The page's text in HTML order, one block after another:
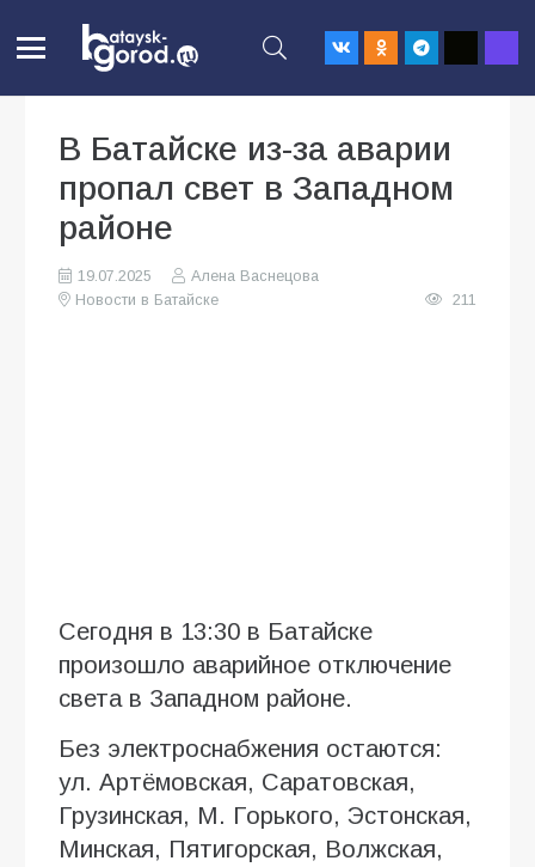
В Батайске из-за аварии
пропал свет в Западном
районе
19.07.2025
Алена Васнецова
Новости в Батайске
211
Сегодня в 13:30 в Батайске
произошло аварийное отключение
света в Западном районе.
Без электроснабжения остаются:
ул. Артёмовская, Саратовская,
Грузинская, М. Горького, Эстонская,
Минская, Пятигорская, Волжская,